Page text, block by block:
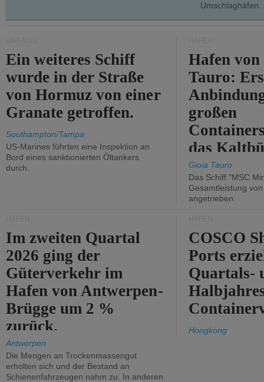
Umschlaghäfen.
Ein weiteres Schiff
wurde in der Straße
von Hormuz von einer
Granate getroffen.
Southampton/Tampa
US-Marines führten eine Inspektion an
Bord eines sanktionierten Öltankers
durch.
Hafen
Tauro:
großen
das
Gioia Tauro
Das Schiff "MSC
Gesamtleistung
angetrieben.
Im zweiten Quartal
2026 ging der
Güterverkehr im
Hafen von Antwerpen-
Brügge um 2 %
zurück.
Antwerpen
Die Mengen an Trockenmassengut
erholten sich und der Bestand an
Schienenfahrzeugen nahm zu. In anderen
COSCO
Ports
Quartals-
Hongkong